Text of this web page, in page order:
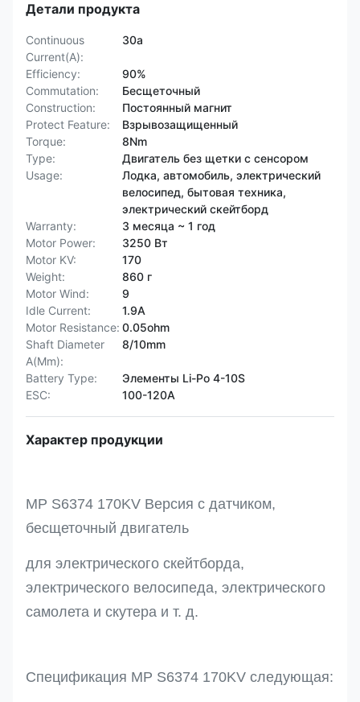
Детали продукта
Continuous
Current(A):
30а
Efficiency:
90%
Commutation:
Бесщеточный
Construction:
Постоянный магнит
Protect Feature:
Взрывозащищенный
Torque:
8Nm
Type:
Двигатель без щетки с сенсором
Usage:
Лодка, автомобиль, электрический
велосипед, бытовая техника,
электрический скейтборд
Warranty:
3 месяца ~ 1 год
Motor Power:
3250 Вт
Motor KV:
170
Weight:
860 г
Motor Wind:
9
Idle Current:
1.9A
Motor Resistance: 0.05ohm
Shaft Diameter
A(Mm):
8/10mm
Battery Type:
Элементы Li-Po 4-10S
ESC:
100-120А
Характер продукции
MP S6374 170KV Версия с датчиком,
бесщеточный двигатель
для электрического скейтборда,
электрического велосипеда, электрического
самолета и скутера и т. д.
Спецификация MP S6374 170KV следующая: